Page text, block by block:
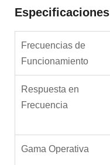
Especificaciones
Frecuencias de
Funcionamiento
Respuesta en
Frecuencia
Gama Operativa